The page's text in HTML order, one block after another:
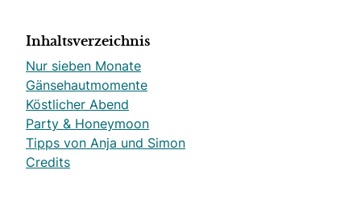
Inhaltsverzeichnis
Nur sieben Monate
Gänsehautmomente
Köstlicher Abend
Party & Honeymoon
Tipps von Anja und Simon
Credits